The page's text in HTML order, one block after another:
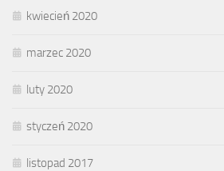
kwiecień 2020
marzec 2020
luty 2020
styczeń 2020
listopad 2017